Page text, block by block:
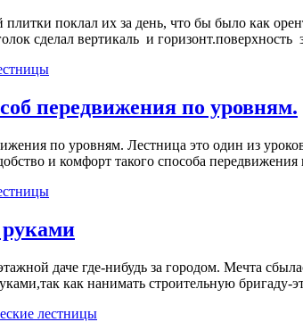
плитки поклал их за день, что бы было
сделал вертикаль и горизонт.поверхность
передвижения по уровням.
по уровням. Лестница это один из
и комфорт такого способа
даче где-нибудь за городом. Мечта
как нанимать строительную
лестницы